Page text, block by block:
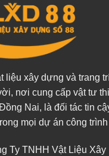
liệu xây dựng và trang
nơi cung cấp vật tư
Nai, là đối tác tin
mọi dự án công
Ty TNHH Vật Liệu